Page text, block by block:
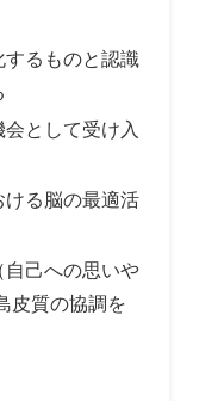
るものと認識
として受け入
る脳の最適活
自己への思いや
皮質の協調を